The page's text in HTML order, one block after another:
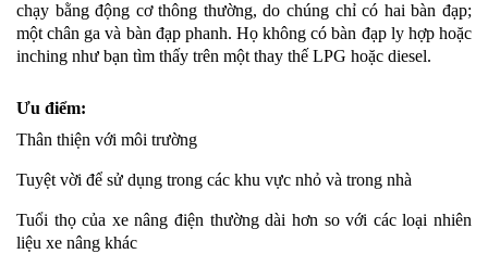
chạy bằng động cơ thông thường, do chúng chỉ có hai bàn đạp;
một chân ga và bàn đạp phanh. Họ không có bàn đạp ly hợp hoặc
inching như bạn tìm thấy trên một thay thế LPG hoặc diesel.
Ưu điểm:
Thân thiện với môi trường
Tuyệt vời để sử dụng trong các khu vực nhỏ và trong nhà
Tuổi thọ của xe nâng điện thường dài hơn so với các loại nhiên
liệu xe nâng khác